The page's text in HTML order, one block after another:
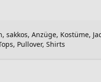
sakkos, Anzüge, Kostüme,
Pullover, Shirts